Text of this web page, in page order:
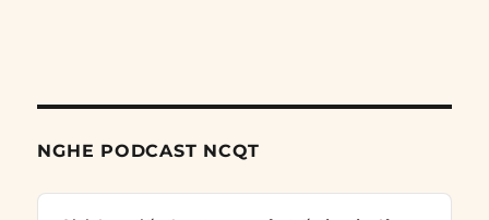
NGHE PODCAST NCQT
Audio